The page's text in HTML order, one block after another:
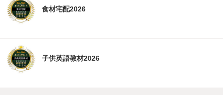
食材宅配2026
子供英語教材2026